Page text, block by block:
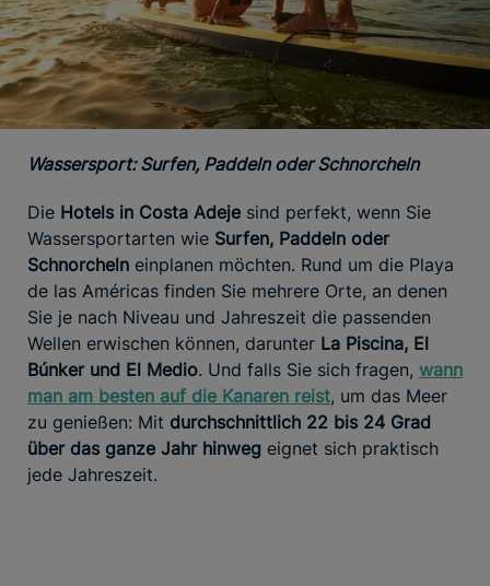
Wassersport: Surfen, Paddeln oder Schnorcheln
Die Hotels in Costa Adeje sind perfekt, wenn Sie
Wassersportarten wie Surfen, Paddeln oder
Schnorcheln einplanen möchten. Rund um die Playa
de las Américas finden Sie mehrere Orte, an denen
Sie je nach Niveau und Jahreszeit die passenden
Wellen erwischen können, darunter La Piscina, El
Búnker und El Medio. Und falls Sie sich fragen, wann
man am besten auf die Kanaren reist, um das Meer
zu genießen: Mit durchschnittlich 22 bis 24 Grad
über das ganze Jahr hinweg eignet sich praktisch
jede Jahreszeit.